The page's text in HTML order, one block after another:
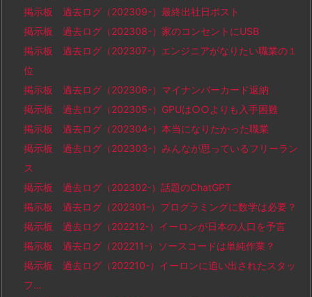
掲示板 過去ログ（202309-）最終出社日ポスト
掲示板 過去ログ（202308-）家のコンセントにUSB
掲示板 過去ログ（202307-）エンジニアがなりたい職業の１
位
掲示板 過去ログ（202306-）マイナンバーカード返納
掲示板 過去ログ（202305-）GPUは○○よりも入手困難
掲示板 過去ログ（202304-）本当になりたかった職業
掲示板 過去ログ（202303-）みんなが思っているフリーラン
ス
掲示板 過去ログ（202302-）話題のChatGPT
掲示板 過去ログ（202301-）プログラミングに数学は必要？
掲示板 過去ログ（202212-）イーロンが日本の人口を予言
掲示板 過去ログ（202211-）ソースコードは単純作業？
掲示板 過去ログ（202210-）イーロンに追い出されたスタッ
フ…